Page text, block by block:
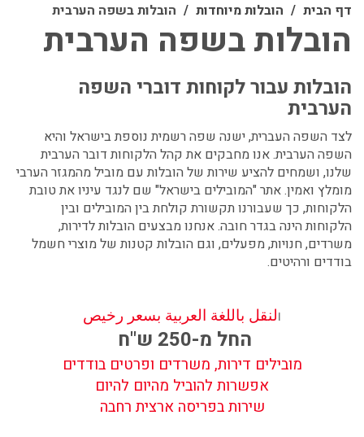
דף הבית הובלות מיוחדות הובלות בשפה הערבית
הובלות בשפה הערבית
הובלות עבור לקוחות דוברי השפה
הערבית
לצד השפה העברית, ישנה שפה רשמית נוספת בישראל והיא
השפה הערבית. אנו מחבקים את קהל הלקוחות דובר הערבית
שלנו, ושמחים להציע שירות של הובלות עם מוביל מהמגזר הערבי
מומלץ ואמין. אתר "המובילים בישראל" שם לנגד עיניו את טובת
הלקוחות, כך שעבורנו תקשורת קולחת בין המובילים ובין
הלקוחות הינה בגדר חובה. אנחנו מבצעים הובלות לדירות,
משרדים, חנויות, מפעלים, וגם הובלות קטנות של מוצרי חשמל
בודדים ורהיטים.
النقل باللغة العربية بسعر رخيص
החל מ-250 ש"ח
מובילים דירות, משרדים ופרטים בודדים
אפשרות להוביל מהיום להיום
שירות בפריסה ארצית רחבה